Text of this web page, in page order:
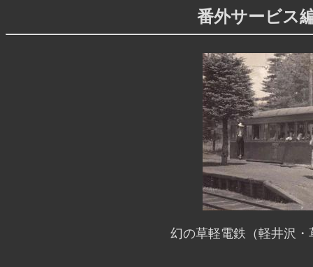
番外サービス
幻の草軽電鉄（軽井沢